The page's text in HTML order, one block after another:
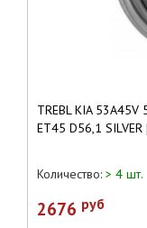
TREBL KIA
ET45 D56,1
Количество: > 4 шт.
2676 руб